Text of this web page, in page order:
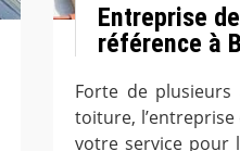
Entreprise
référence à
Forte de plusieurs
toiture,
votre service pour